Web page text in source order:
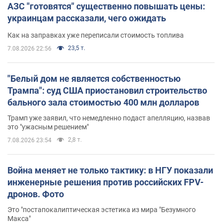
АЗС "готовятся" существенно повышать цены:
украинцам рассказали, чего ожидать
Как на заправках уже переписали стоимость топлива
7.08.2026 22:56 23,5 т.
"Белый дом не является собственностью
Трампа": суд США приостановил строительство
бального зала стоимостью 400 млн долларов
Трамп уже заявил, что немедленно подаст апелляцию, назвав
это "ужасным решением"
7.08.2026 23:54 2,8 т.
Война меняет не только тактику: в НГУ показали
инженерные решения против российских FPV-
дронов. Фото
Это "постапокалиптическая эстетика из мира "Безумного
Макса"